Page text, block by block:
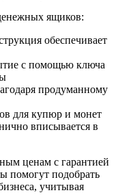
ящиков:
обеспечивает
с помощью ключа
продуманному
для купюр и монет
вписывается в
ценам с гарантией
помогут подобрать
учитывая